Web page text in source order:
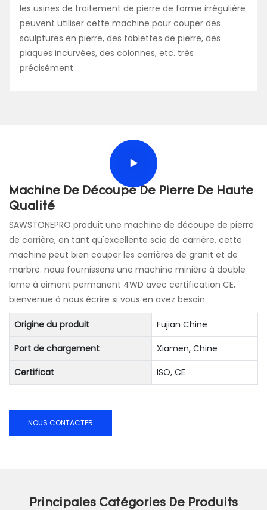
les usines de traitement de pierre de forme irrégulière
peuvent utiliser cette machine pour couper des
sculptures en pierre, des tablettes de pierre, des
plaques incurvées, des colonnes, etc. très
précisément
Machine De Découpe De Pierre De Haute
Qualité
SAWSTONEPRO produit une machine de découpe de pierre
de carrière, en tant qu'excellente scie de carrière, cette
machine peut bien couper les carrières de granit et de
marbre. nous fournissons une machine minière à double
lame à aimant permanent 4WD avec certification CE,
bienvenue à nous écrire si vous en avez besoin.
Origine du produit
Fujian Chine
Port de chargement
Xiamen, Chine
Certificat
ISO, CE
NOUS CONTACTER
Principales Catégories De Produits